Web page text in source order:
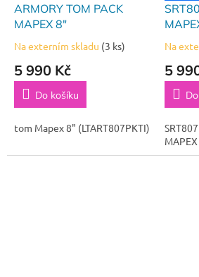
ARMORY TOM PACK
MAPEX 8"
Na externím skladu (3 ks)
5 990 Kč
Do košíku
tom Mapex 8" (LTART807PKTI)
Na
5
MAPEX